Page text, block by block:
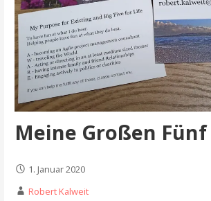
Meine Großen Fünf
1. Januar 2020
Robert Kalweit